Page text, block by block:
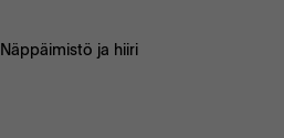
Näppäimistö ja hiiri